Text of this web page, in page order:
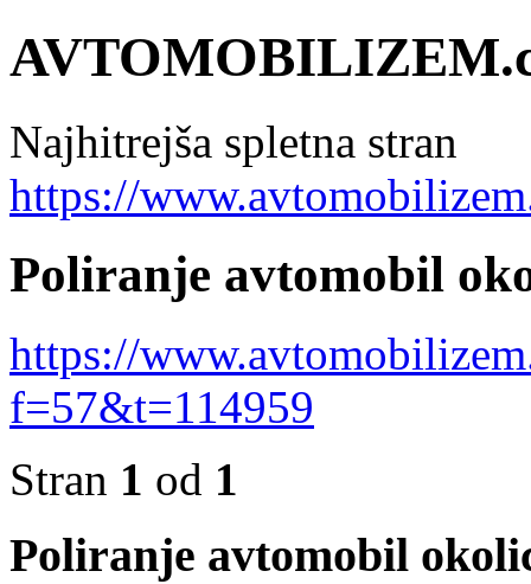
Najhitrejša spletna stran
https://
Poliranje avtomobil
https://
f=57&t=114959
Stran 1 od 1
Poliranje avtomobil